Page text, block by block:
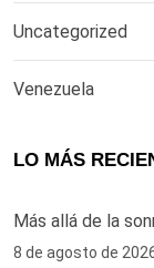
Uncategorized
Venezuela
LO MÁS
Más allá de la
8 de agosto de